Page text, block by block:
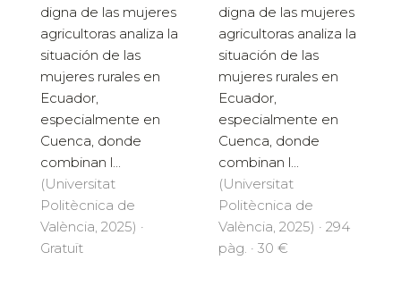
digna de las mujeres
agricultoras analiza la
situación de las
mujeres rurales en
Ecuador,
especialmente en
Cuenca, donde
combinan l...
(Universitat
Politècnica de
València, 2025) ·
Gratuït
digna de las mujeres
agricultoras analiza la
situación de las
mujeres rurales en
Ecuador,
especialmente en
Cuenca, donde
combinan l...
(Universitat
Politècnica de
València, 2025) · 294
pàg. · 30 €